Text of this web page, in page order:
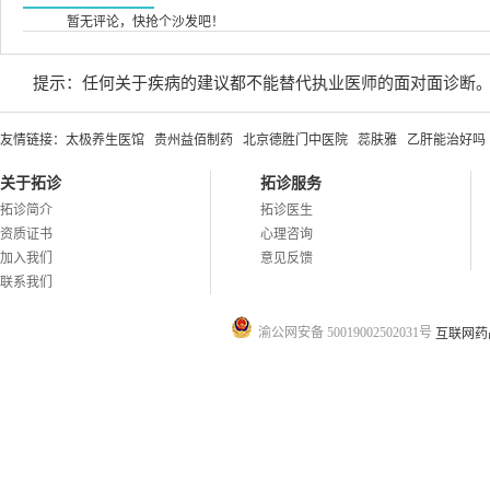
暂无评论，快抢个沙发吧！
提示：任何关于疾病的建议都不能替代执业医师的面对面诊断
友情链接： 太极养生医馆 贵州益佰制药 北京德胜门中医院 蕊肤雅 乙肝能治好吗
关于拓诊
拓诊简介
资质证书
加入我们
联系我们
拓诊服务
拓诊医生
心理咨询
意见反馈
渝公网安备 50019002502031号 互联网